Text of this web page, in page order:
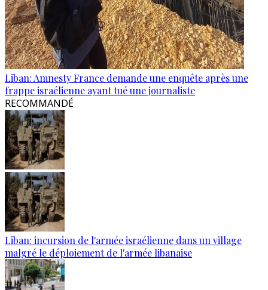
Liban: Amnesty France demande une enquête après une
frappe israélienne ayant tué une journaliste
RECOMMANDÉ
Liban: incursion de l'armée israélienne dans un village
malgré le déploiement de l'armée libanaise